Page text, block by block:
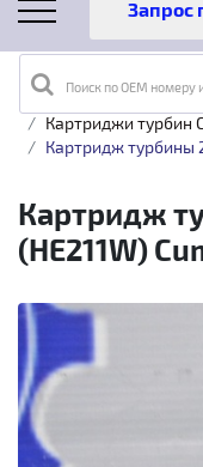
Поиск по OEM номеру
Главная Каталог
Картриджи турбин
Картридж турбины
Картридж
(HE211W)